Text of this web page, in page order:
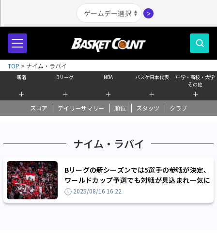
＞
新着
＋
Bリーグ
＋
NBA
＋
バスケ日本代表
＋
中学・高校・大学
その他
＋
スコア デイリーサマリー 順位 スタッツ クラブ
TOP > ナイム・ラバイ
ナイム・ラバイ
Bリーグの新シーズンでは5選手の参戦が決定、
ワールドカップ予選でも対戦が見込まれ一気に
日本との接点が増えるレバノン共和国
2025/08/16 16:22